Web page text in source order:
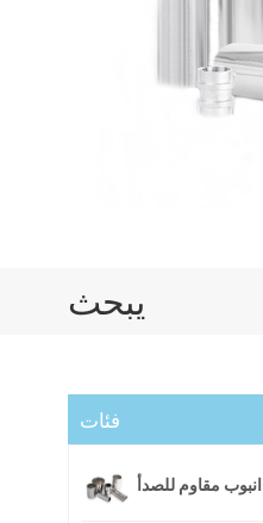
يبحث
فئات
انبوب مقاوم للصدأ